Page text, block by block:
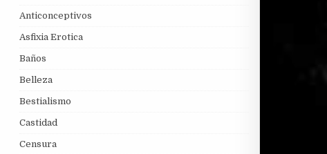
Anticonceptivos
Asfixia Erotica
Baños
Belleza
Bestialismo
Castidad
Censura